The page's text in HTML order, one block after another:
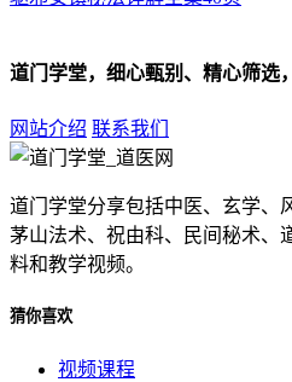
道门学堂，细心甄别、精心筛选
网站介绍 联系我们
道门学堂分享包括中医、玄学、
茅山法术、祝由科、民间秘术、
料和教学视频。
猜你喜欢
视频课程